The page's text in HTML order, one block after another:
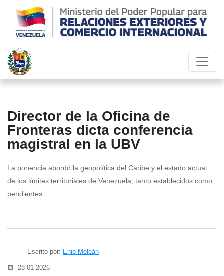
Director de la Oficina de
Fronteras dicta conferencia
magistral en la UBV
La ponencia abordó la geopolítica del Caribe y el estado actual
de los límites territoriales de Venezuela, tanto establecidos como
pendientes
Escrito por: Enio Meleán
28-01-2026